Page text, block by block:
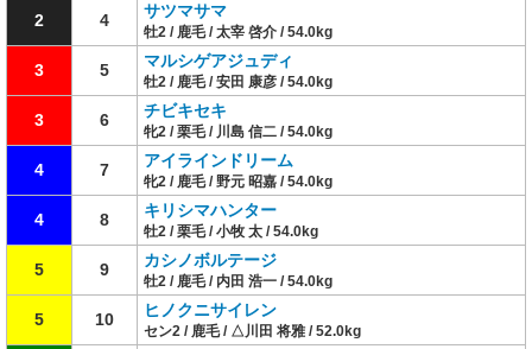
2 4 サツマサマ
牡2 / 鹿毛 / 太宰 啓介 / 54.0kg
3 5 マルシゲアジュディ
牡2 / 鹿毛 / 安田 康彦 / 54.0kg
3 6 チビキセキ
牝2 / 栗毛 / 川島 信二 / 54.0kg
4 7 アイラインドリーム
牝2 / 鹿毛 / 野元 昭嘉 / 54.0kg
4 8 キリシマハンター
牡2 / 栗毛 / 小牧 太 / 54.0kg
5 9 カシノボルテージ
牡2 / 鹿毛 / 内田 浩一 / 54.0kg
5 10 ヒノクニサイレン
セン2 / 鹿毛 / △川田 将雅 / 52.0kg